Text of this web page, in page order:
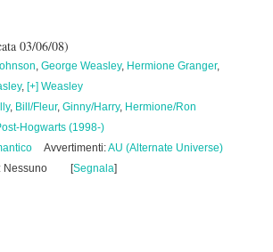
03/06/08)
, George Weasley, Hermione Granger,
, [+] Weasley
, Bill/Fleur, Ginny/Harry, Hermione/Ron
Hogwarts (1998-)
Avvertimenti:AU (Alternate Universe)
Nessuno [Segnala]